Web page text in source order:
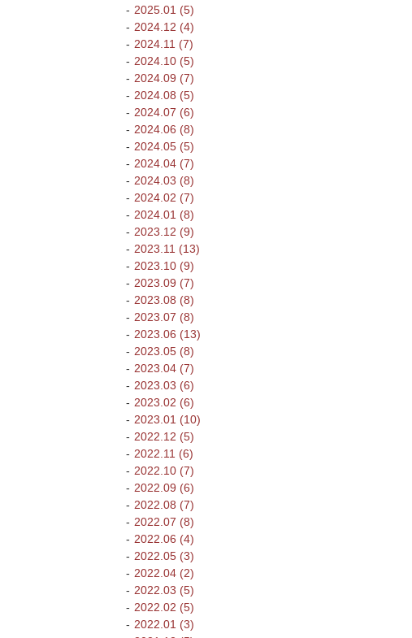
2025.01 (5)
2024.12 (4)
2024.11 (7)
2024.10 (5)
2024.09 (7)
2024.08 (5)
2024.07 (6)
2024.06 (8)
2024.05 (5)
2024.04 (7)
2024.03 (8)
2024.02 (7)
2024.01 (8)
2023.12 (9)
2023.11 (13)
2023.10 (9)
2023.09 (7)
2023.08 (8)
2023.07 (8)
2023.06 (13)
2023.05 (8)
2023.04 (7)
2023.03 (6)
2023.02 (6)
2023.01 (10)
2022.12 (5)
2022.11 (6)
2022.10 (7)
2022.09 (6)
2022.08 (7)
2022.07 (8)
2022.06 (4)
2022.05 (3)
2022.04 (2)
2022.03 (5)
2022.02 (5)
2022.01 (3)